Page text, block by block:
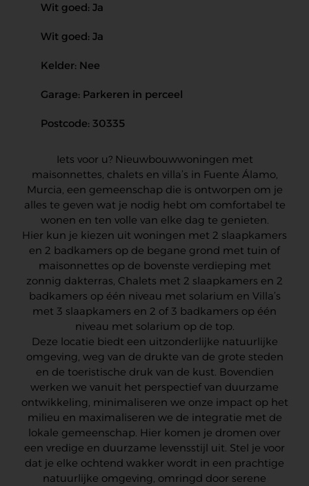
Wit goed: Ja
Wit goed: Ja
Kelder: Nee
Garage: Parkeren in perceel
Postcode: 30335
Iets voor u? Nieuwbouwwoningen met
maisonnettes, chalets en villa’s in Fuente Álamo,
Murcia, een gemeenschap die is ontworpen om je
alles te geven wat je nodig hebt om comfortabel te
wonen en ten volle van elke dag te genieten.
Hier kun je kiezen uit woningen met 2 slaapkamers
en 2 badkamers op de begane grond met tuin of
maisonnettes op de bovenste verdieping met
zonnig dakterras, Chalets met 2 slaapkamers en 2
badkamers op één niveau met solarium en Villa’s
met 3 slaapkamers en 2 of 3 badkamers op één
niveau met solarium op de top.
Deze locatie biedt een uitzonderlijke natuurlijke
omgeving, weg van de drukte van de grote steden
en de toeristische druk van de kust. Bovendien
werken we vanuit het perspectief van duurzame
ontwikkeling, minimaliseren we onze impact op het
milieu en maximaliseren we de integratie met de
lokale gemeenschap. Hier komen je dromen over
een vredige en duurzame levensstijl uit. Stel je voor
dat je elke ochtend wakker wordt in een prachtige
natuurlijke omgeving, omringd door serene